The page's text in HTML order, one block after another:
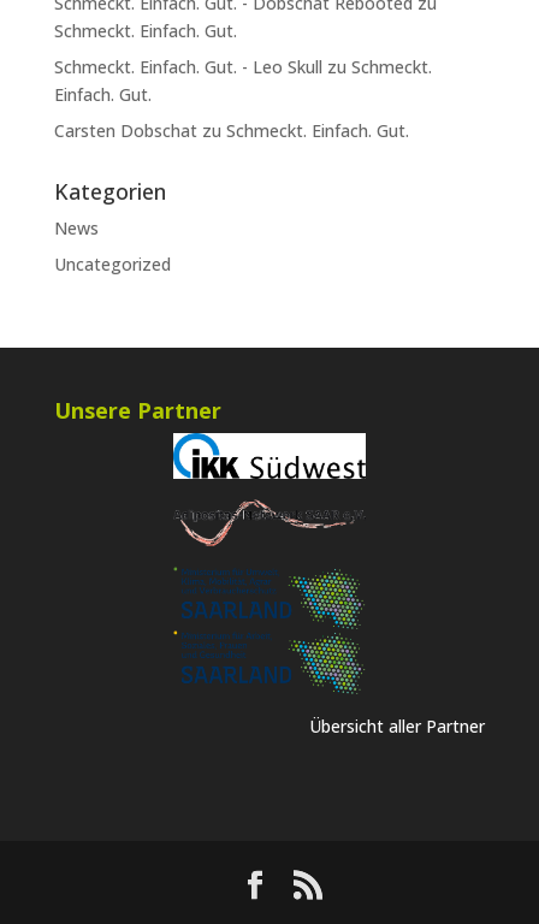
Schmeckt. Einfach. Gut.
Schmeckt. Einfach. Gut. - Leo Skull zu Schmeckt.
Einfach. Gut.
Carsten Dobschatzu Schmeckt. Einfach. Gut.
Kategorien
News
Uncategorized
Unsere Partner
Übersicht aller Partner